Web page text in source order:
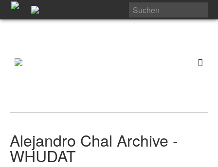
Alejandro Chal Archive -
WHUDAT